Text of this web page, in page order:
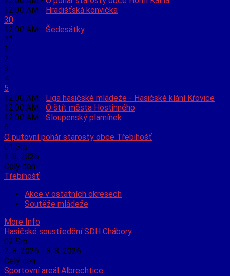
12:00 AM - Hradišťská konvička
30
12:00 AM - Šedesátky
31
1
2
3
4
5
12:00 AM - Liga hasičské mládeže - Hasičské klání Křovice
12:00 AM - O štít města Hostinného
12:00 AM - Sloupenský plamínek
6
O putovní pohár starosty obce Třebihošť
01 Srp
1. 8. 2026
Celý den
Třebihošť
Akce v ostatních okresech
Soutěže mládeže
More Info
Hasičské soustředění SDH Chábory
02 Srp
2. 8. 2026 - 8. 8. 2026
Celý den
Sportovní areál Albrechtice